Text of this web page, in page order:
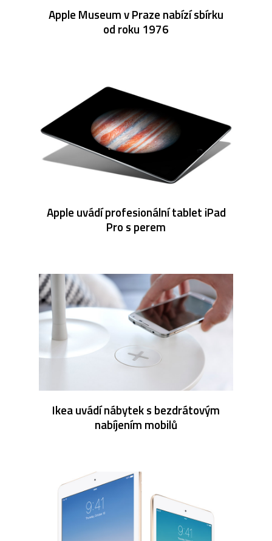
Apple Museum v Praze nabízí sbírku
od roku 1976
Apple uvádí profesionální tablet iPad
Pro s perem
Ikea uvádí nábytek s bezdrátovým
nabíjením mobilů